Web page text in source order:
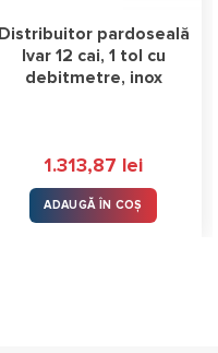
Distribuitor pardoseală
Ivar 12 cai, 1 tol cu
debitmetre, inox
1.313,87 lei
ADAUGĂ ÎN COȘ